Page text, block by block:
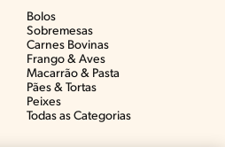
Bolos
Sobremesas
Carnes Bovinas​
Frango & Aves​
Macarrão & Pasta​
Pães & Tortas​
Peixes
Todas as Categorias